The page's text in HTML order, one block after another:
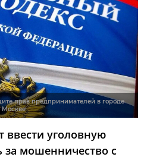
прав предпринимателей в городе
Москве
ввести уголовную
за мошенничество с